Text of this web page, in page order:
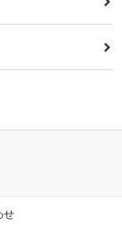
せ